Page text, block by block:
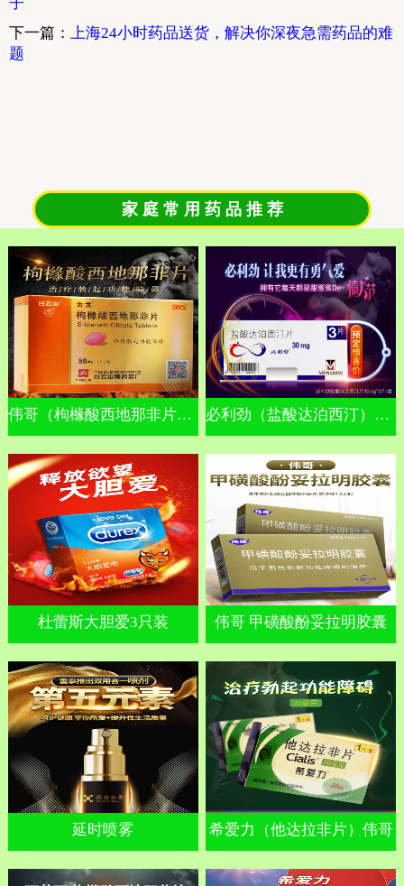
下一篇： 上海24小时药品送货，解决你深夜急需药品的难
题
家 庭 常 用 药 品 推 荐
伟哥（枸橼酸西地那非片）金戈 必利劲（盐酸达泊西汀）早泄
杜蕾斯大胆爱3只装 伟哥 甲磺酸酚妥拉明胶囊
延时喷雾 希爱力（他达拉非片）伟哥